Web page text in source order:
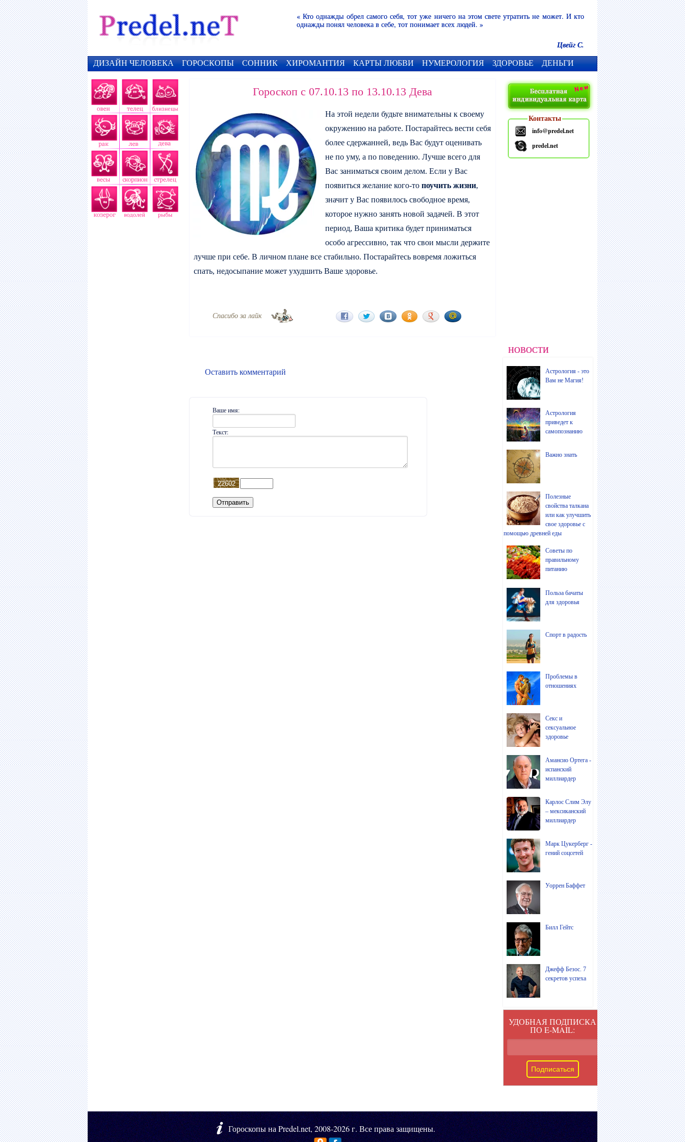
« Кто однажды обрел самого себя, тот уже ничего на этом свете утратить не может. И кто
однажды понял человека в себе, тот понимает всех людей. »
Цвейг С.
ДИЗАЙН ЧЕЛОВЕКА ГОРОСКОПЫ СОННИК ХИРОМАНТИЯ КАРТЫ ЛЮБВИ НУМЕРОЛОГИЯ ЗДОРОВЬЕ ДЕНЬГИ
Гороскоп с 07.10.13 по 13.10.13 Дева
На этой недели будьте внимательны к своему
окружению на работе. Постарайтесь вести себя
более сдержанней, ведь Вас будут оценивать
не по уму, а по поведению. Лучше всего для
Вас заниматься своим делом. Если у Вас
появиться желание кого-то поучить жизни,
значит у Вас появилось свободное время,
которое нужно занять новой задачей. В этот
период, Ваша критика будет приниматься
особо агрессивно, так что свои мысли держите
лучше при себе. В личном плане все стабильно. Постарайтесь вовремя ложиться
спать, недосыпание может ухудшить Ваше здоровье.
Cпасибо за лайк
Оставить комментарий
Ваше имя:
Текст:
Контакты
info@predel.net
predel.net
НОВОСТИ
Астрология - это
Вам не Магия!
Астрология
приведет к
самопознанию
Важно знать
Полезные
свойства талкана
или как улучшить
свое здоровье с
помощью древней еды
Советы по
правильному
питанию
Польза бачаты
для здоровья
Спорт в радость
Проблемы в
отношениях
Секс и
сексуальное
здоровье
Амансио Ортега -
испанский
миллиардер
Карлос Слим Элу
– мексиканский
миллиардер
Марк Цукерберг -
гений соцсетей
Уоррен Баффет
Билл Гейтс
Джефф Безос. 7
секретов успеха
УДОБНАЯ ПОДПИСКА
ПО E-MAIL:
Гороскопы на Predel.net, 2008-2026 г. Все права защищены.